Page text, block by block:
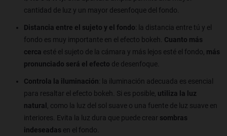
cantidad de luz y un mayor desenfoque del fondo.
Distancia entre el sujeto y el fondo: la distancia entre tú y el
fondo es muy importante en el efecto bokeh. Cuanto más
cerca esté el sujeto de la cámara y más lejos esté el fondo, más
pronunciado será el efecto de desenfoque.
Controla la iluminación: la iluminación adecuada es esencial
para resaltar el efecto bokeh. Si es posible, utiliza la luz
natural
, como la luz del sol suave o una fuente de luz suave en
interiores. Evita la luz dura que puede crear sombras
indeseadas en el fondo.